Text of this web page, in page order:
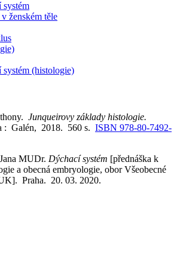
systém
ženském těle
(histologie)
Junqueirovy základy histologie.
: Galén, 2018. 560 s. ISBN 978-80-7492-
MUDr. Dýchací systém [přednáška k
a obecná embryologie, obor Všeobecné
Praha. 20. 03. 2020.